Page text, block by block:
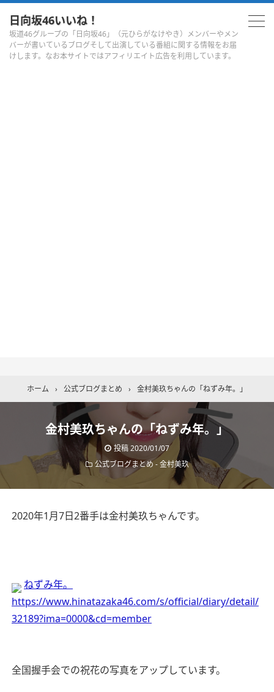
日向坂46いいね！
坂道46グループの「日向坂46」（元ひらがなけやき）メンバーやメン
バーが書いているブログそして出演している番組に関する情報をお届
けします。なお本サイトではアフィリエイト広告を利用しています。
ホーム › 公式ブログまとめ › 金村美玖ちゃんの「ねずみ年。」
金村美玖ちゃんの「ねずみ年。」
投稿2020/01/07
公式ブログまとめ -金村美玖
2020年1月7日2番手は金村美玖ちゃんです。
ねずみ年。
https://www.hinatazaka46.com/s/official/diary/detail/
32189?ima=0000&cd=member
全国握手会での祝花の写真をアップしています。